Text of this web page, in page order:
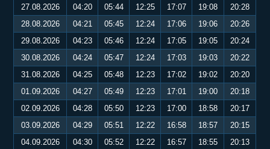
27.08.2026
04:20 05:44 12:25 17:07 19:08
20:28
28.08.2026
04:21 05:45 12:24 17:06 19:06
20:26
29.08.2026
04:23 05:46 12:24 17:05 19:05
20:24
30.08.2026
04:24 05:47 12:24 17:03 19:03
20:22
31.08.2026
04:25 05:48 12:23 17:02 19:02
20:20
01.09.2026
04:27 05:49 12:23 17:01 19:00
20:18
02.09.2026
04:28 05:50 12:23 17:00 18:58
20:17
03.09.2026
04:29 05:51 12:22 16:58 18:57
20:15
04.09.2026
04:30 05:52 12:22 16:57 18:55
20:13